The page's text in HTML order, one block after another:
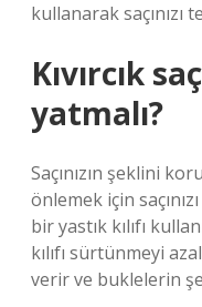
kullanarak saçınızı
Kıvırcık
yatmalı?
Saçınızın şeklini
önlemek için
bir yastık kılıfı
kılıfı sürtünmeyi
verir ve buklelerin